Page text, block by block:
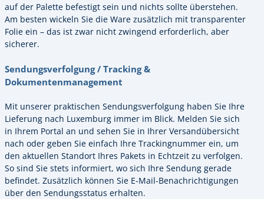
auf der Palette befestigt sein und nichts sollte überstehen.
Am besten wickeln Sie die Ware zusätzlich mit transparenter
Folie ein – das ist zwar nicht zwingend erforderlich, aber
sicherer.
Sendungsverfolgung / Tracking &
Dokumentenmanagement
Mit unserer praktischen Sendungsverfolgung haben Sie Ihre
Lieferung nach Luxemburg immer im Blick. Melden Sie sich
in Ihrem Portal an und sehen Sie in Ihrer Versandübersicht
nach oder geben Sie einfach Ihre Trackingnummer ein, um
den aktuellen Standort Ihres Pakets in Echtzeit zu verfolgen.
So sind Sie stets informiert, wo sich Ihre Sendung gerade
befindet. Zusätzlich können Sie E-Mail-Benachrichtigungen
über den Sendungsstatus erhalten.